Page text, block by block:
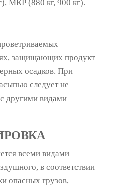
МКР (880 кг, 900 кг).
защищающих продукт
осадков. При
следует не
другими видами
всеми видами
в соответствии
опасных грузов,